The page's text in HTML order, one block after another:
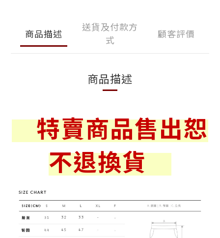
商品描述
送貨及付款方
式
顧客評價
商品描述
特賣商品售出恕
不退換貨